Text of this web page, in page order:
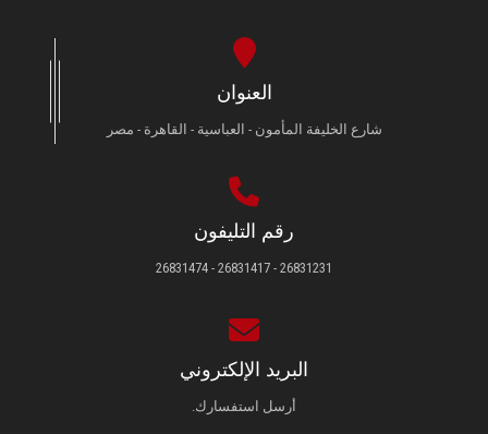
العنوان
شارع الخليفة المأمون - العباسية - القاهرة - مصر
رقم التليفون
26831231 - 26831417 - 26831474
البريد الإلكتروني
أرسل استفسارك.